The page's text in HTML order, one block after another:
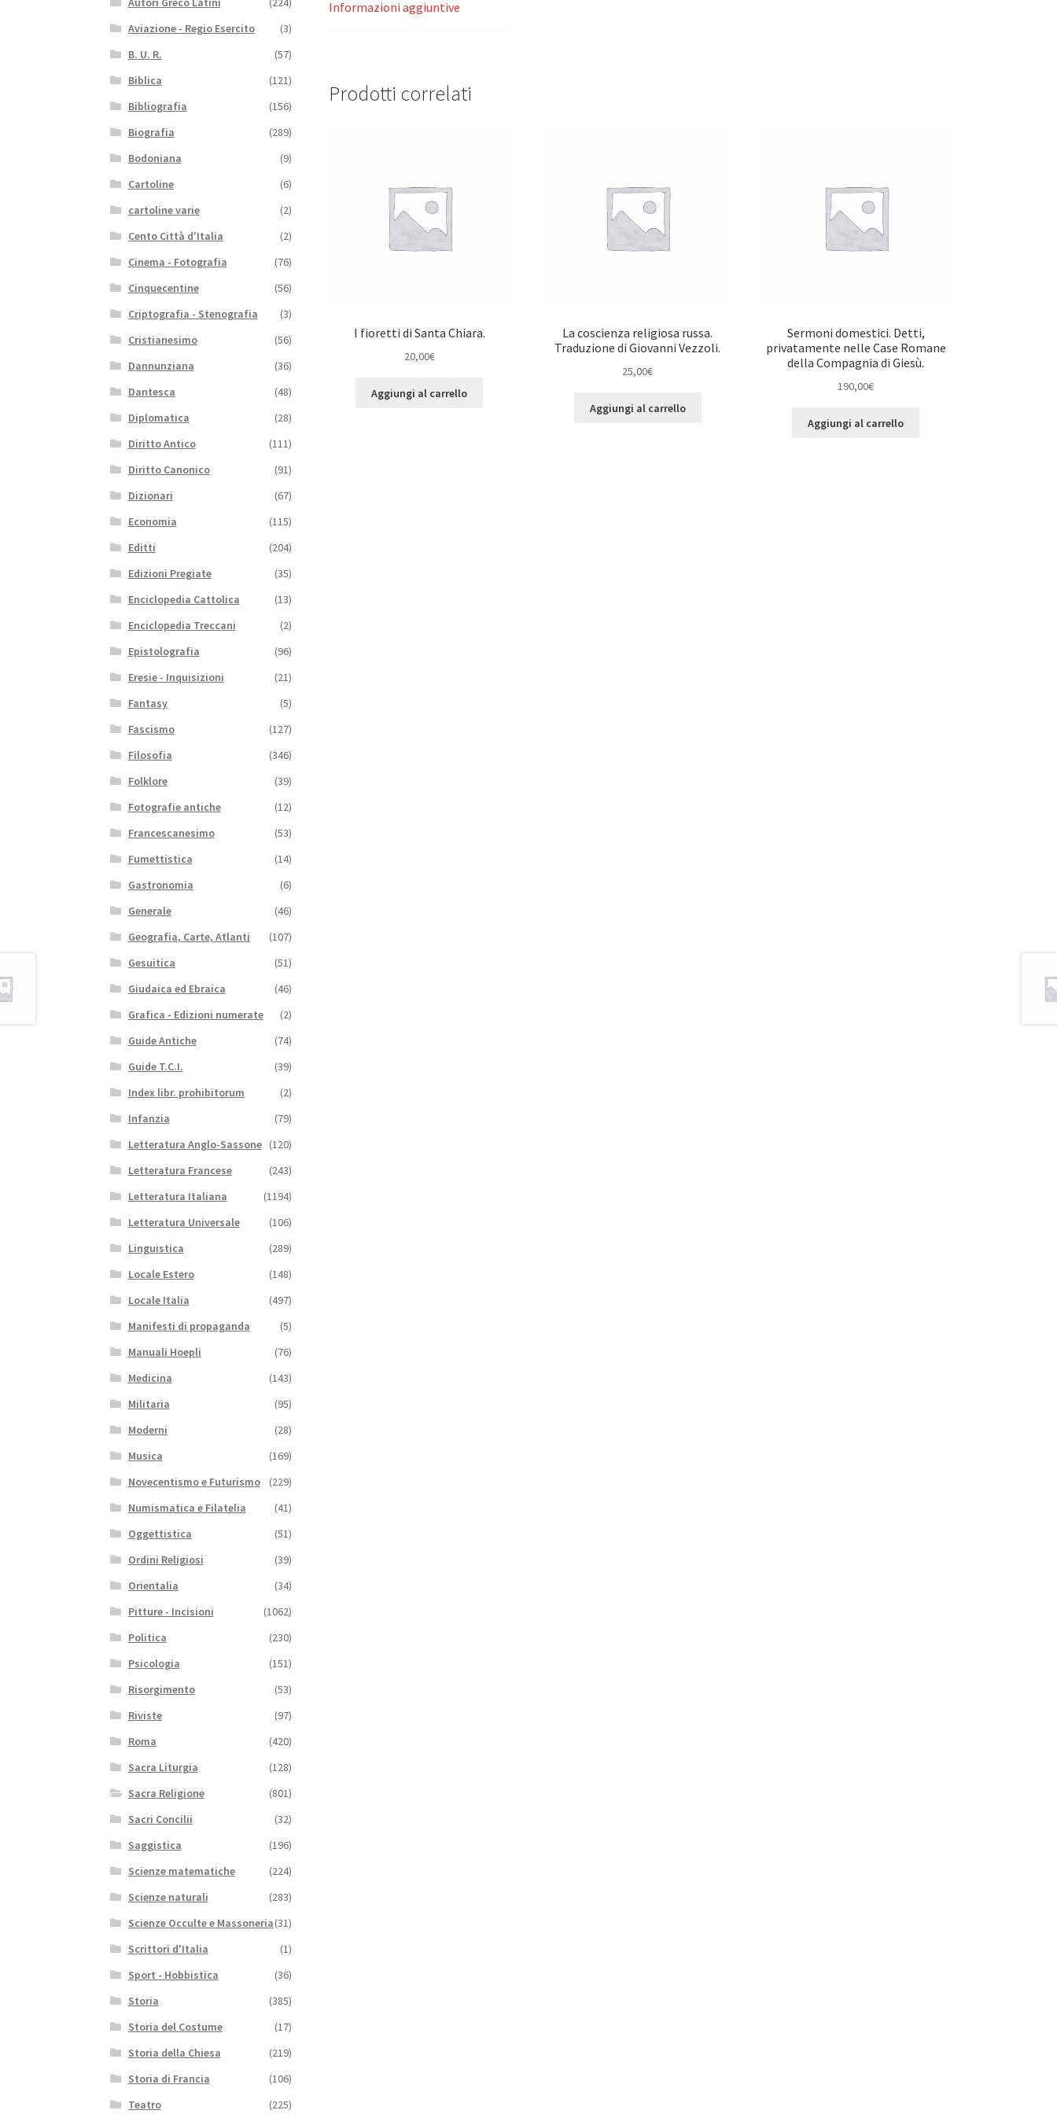
Informazioni aggiuntive
Prodotti correlati
I fioretti di Santa Chiara.
20,00€
Aggiungi al carrello
La coscienza religiosa russa.
Traduzione di Giovanni Vezzoli.
25,00€
Aggiungi al carrello
Sermoni domestici. Detti,
privatamente nelle Case Romane
della Compagnia di Giesù.
190,00€
Aggiungi al carrello
Aviazione - Regio Esercito
(3)
B. U. R.
(57)
Biblica
(121)
Bibliografia
(156)
Biografia
(289)
Bodoniana
(9)
Cartoline
(6)
cartoline varie
(2)
Cento Città d'Italia
(2)
Cinema - Fotografia
(76)
Cinquecentine
(56)
Criptografia - Stenografia
(3)
Cristianesimo
(56)
Dannunziana
(36)
Dantesca
(48)
Diplomatica
(28)
Diritto Antico
(111)
Diritto Canonico
(91)
Dizionari
(67)
Economia
(115)
Editti
(204)
Edizioni Pregiate
(35)
Enciclopedia Cattolica
(13)
Enciclopedia Treccani
(2)
Epistolografia
(96)
Eresie - Inquisizioni
(21)
Fantasy
(5)
Fascismo
(127)
Filosofia
(346)
Folklore
(39)
Fotografie antiche
(12)
Francescanesimo
(53)
Fumettistica
(14)
Gastronomia
(6)
Generale
(46)
Geografia, Carte, Atlanti
(107)
Gesuitica
(51)
Giudaica ed Ebraica
(46)
Grafica - Edizioni numerate
(2)
Guide Antiche
(74)
Guide T.C.I.
(39)
Index libr. prohibitorum
(2)
Infanzia
(79)
Letteratura Anglo-Sassone (120)
Letteratura Francese
(243)
Letteratura Italiana
(1194)
Letteratura Universale
(106)
Linguistica
(289)
Locale Estero
(148)
Locale Italia
(497)
Manifesti di propaganda
(5)
Manuali Hoepli
(76)
Medicina
(143)
Militaria
(95)
Moderni
(28)
Musica
(169)
Novecentismo e Futurismo
(229)
Numismatica e Filatelia
(41)
Oggettistica
(51)
Ordini Religiosi
(39)
Orientalia
(34)
Pitture - Incisioni
(1062)
Politica
(230)
Psicologia
(151)
Risorgimento
(53)
Riviste
(97)
Roma
(420)
Sacra Liturgia
(128)
Sacra Religione
(801)
Sacri Concilii
(32)
Saggistica
(196)
Scienze matematiche
(224)
Scienze naturali
(283)
Scienze Occulte e Massoneria(31)
Scrittori d'Italia
(1)
Sport - Hobbistica
(36)
Storia
(385)
Storia del Costume
(17)
Storia della Chiesa
(219)
Storia di Francia
(106)
Teatro
(225)